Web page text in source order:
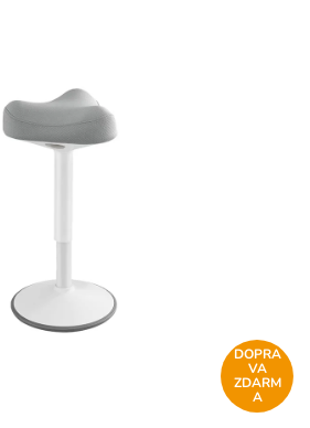
DOPRA
VA
ZDARM
A